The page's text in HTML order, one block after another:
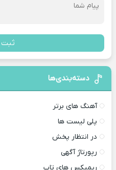
ثبت
دسته‌بندی‌ها
آهنگ های برتر
پلی لیست ها
در انتظار پخش
رپورتاژ آگهی
ریمیکس های تاپ